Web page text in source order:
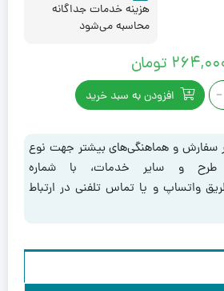
هزینه خدمات جداگانه
محاسبه می‌شود
تومان
- افزودن به سبد خرید
سفارش و هماهنگی‌های بیشتر جهت نوع
و سایر خدمات، با شماره
از طریق واتساپ و یا تماس تلفنی در ارتباط